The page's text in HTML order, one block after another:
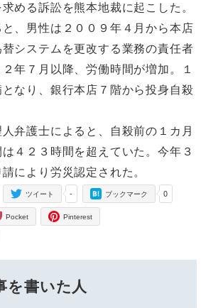
める訴訟を熊本地裁に起こした。
、男性は２００９年４月から本店
システムを更改する業務の責任者
年７月以降、労働時間が増加。１
となり、銀行本店７階から投身自殺
弁護士によると、自殺前の１カ月
４２３時間を超えていた。今年３
により労災認定された。
-
ツイート 0
ブックマーク
Pocket Pinterest
を書いた人